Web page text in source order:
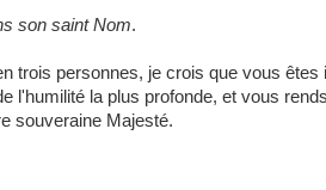
son saint Nom.
trois personnes, je crois que vous êtes
l'humilité la plus profonde, et vous
souveraine Majesté.